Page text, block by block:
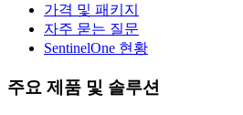
가격 및 패키지
자주 묻는 질문
SentinelOne 현황
주요 제품 및 솔루션